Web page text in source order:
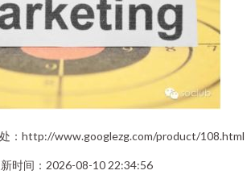
：http://www.googlezg.com/product/108.html
时间：2026-08-10 22:34:56